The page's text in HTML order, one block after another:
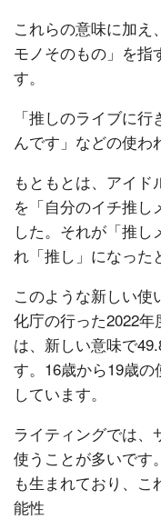
これらの意味に加
モノそのもの」を指
す。
「推しのライブに
んです」などの使
もともとは、アイ
を「自分のイチ推し
した。それが「推し
れ「推し」になった
このような新しい使
化庁の行った2022
は、新しい意味で
す。16歳から19歳
しています。
ライティングでは、
使うことが多いです
も生まれており、
能性